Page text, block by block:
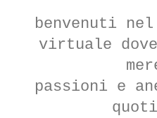
benvenuti
virtuale
passioni e